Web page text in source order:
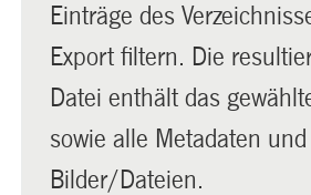
Einträge des
Export filtern. Die
Datei enthält das
sowie alle Metadaten
Bilder/Dateien.